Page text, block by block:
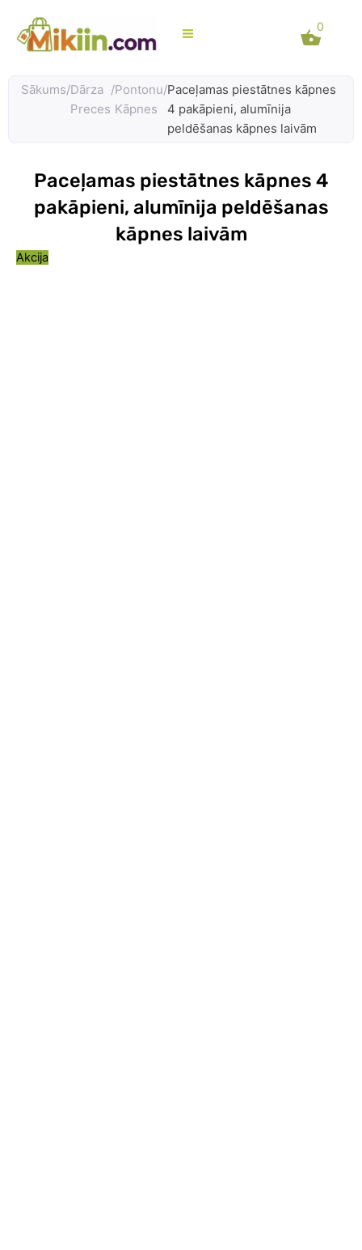
content
0
Sākums/Dārza
Preces
/Pontonu
Kāpnes
/Paceļamas piestātnes kāpnes
4 pakāpieni, alumīnija
peldēšanas kāpnes laivām
Paceļamas piestātnes kāpnes 4
pakāpieni, alumīnija peldēšanas
kāpnes laivām
Akcija